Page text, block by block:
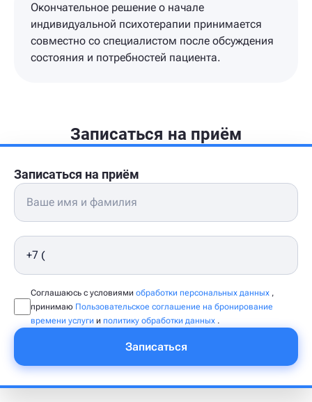
Окончательное решение о начале
индивидуальной психотерапии принимается
совместно со специалистом после обсуждения
состояния и потребностей пациента.
Записаться на приём
Записаться на приём
Соглашаюсь с условиями обработки персональных данных ,
принимаю Пользовательское соглашение на бронирование
времени услуги и политику обработки данных .
Записаться